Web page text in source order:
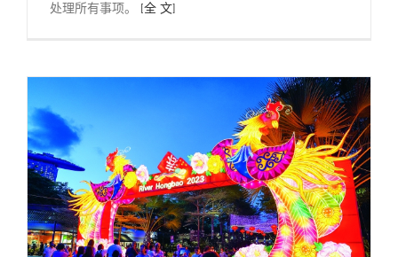
处理所有事项。 [全 文]